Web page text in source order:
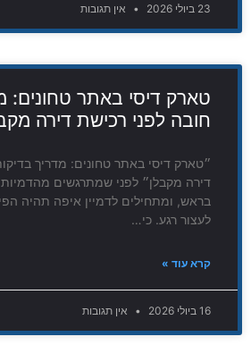
23 ביולי 2026 אין תגובות
טארק דיסי באתר טחונים:
חובה לפני רכישת דירה
״טארק דיסי באתר טחונים: מדריך
דירה מקבלן״ לפני שמתרגשים
בראש, ומתחילים לדמיין איפה תהיה
לעצור רגע. כי…
קרא עוד »
16 ביולי 2026 אין תגובות